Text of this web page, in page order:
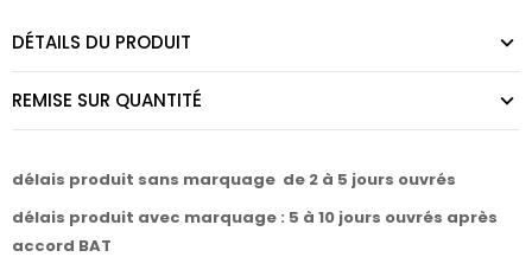
DÉTAILS DU PRODUIT
REMISE SUR QUANTITÉ
délais produit sans marquage de 2 à 5 jours ouvrés
délais produit avec marquage : 5 à 10 jours ouvrés après
accord BAT